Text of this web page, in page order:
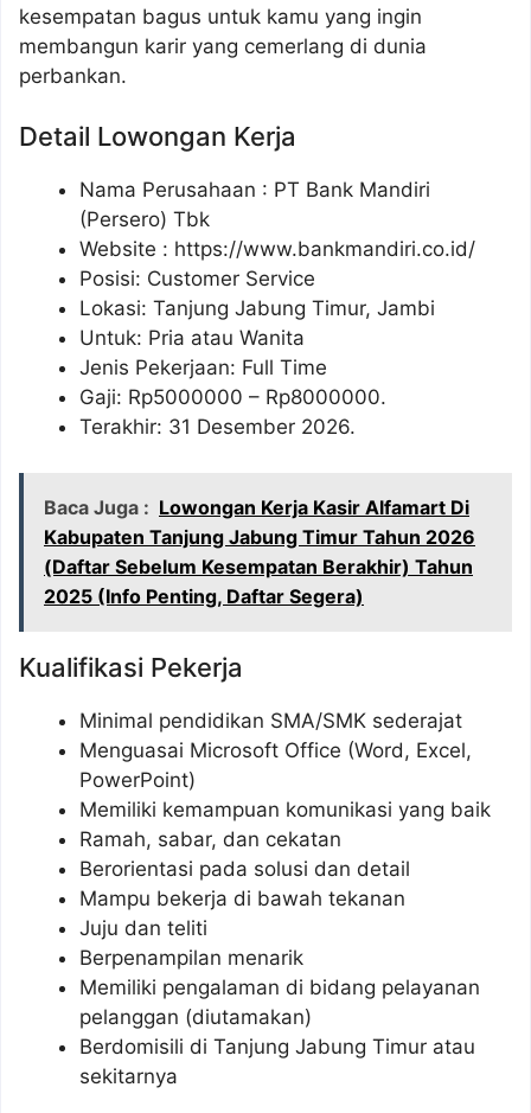
kesempatan bagus untuk kamu yang ingin
membangun karir yang cemerlang di dunia
perbankan.
Detail Lowongan Kerja
Nama Perusahaan : PT Bank Mandiri
(Persero) Tbk
Website : https://www.bankmandiri.co.id/
Posisi: Customer Service
Lokasi: Tanjung Jabung Timur, Jambi
Untuk: Pria atau Wanita
Jenis Pekerjaan: Full Time
Gaji: Rp5000000 – Rp8000000.
Terakhir: 31 Desember 2026.
Baca Juga : Lowongan Kerja Kasir Alfamart Di
Kabupaten Tanjung Jabung Timur Tahun 2026
(Daftar Sebelum Kesempatan Berakhir) Tahun
2025 (Info Penting, Daftar Segera)
Kualifikasi Pekerja
Minimal pendidikan SMA/SMK sederajat
Menguasai Microsoft Office (Word, Excel,
PowerPoint)
Memiliki kemampuan komunikasi yang baik
Ramah, sabar, dan cekatan
Berorientasi pada solusi dan detail
Mampu bekerja di bawah tekanan
Juju dan teliti
Berpenampilan menarik
Memiliki pengalaman di bidang pelayanan
pelanggan (diutamakan)
Berdomisili di Tanjung Jabung Timur atau
sekitarnya